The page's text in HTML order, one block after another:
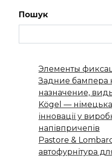
Пошук
Элементы
Задние бампера
назначение,
Kögel — німецька
інновації у
напівпричепів
Pastore &
автофурнітура